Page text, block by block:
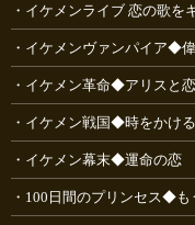
イケメンライブ 恋の歌を
イケメンヴァンパイア◆
イケメン革命◆アリスと
イケメン戦国◆時をかけ
イケメン幕末◆運命の恋
100日間のプリンセス◆も